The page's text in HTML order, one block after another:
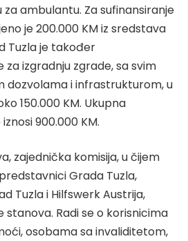
ambulantu. Za sufinansiranje
je 200.000 KM iz sredstava
Tuzla je također
za izgradnju zgrade, sa svim
i infrastrukturom, u
150.000 KM. Ukupna
900.000 KM.
zajednička komisija, u čijem
Grada Tuzla,
Tuzla i Hilfswerk Austrija,
stanova. Radi se o korisnicima
osobama sa invaliditetom,